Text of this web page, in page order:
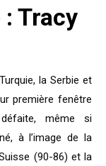
Tracy
la Serbie et
première fenêtre
même si
à l’image de la
(90-86) et la